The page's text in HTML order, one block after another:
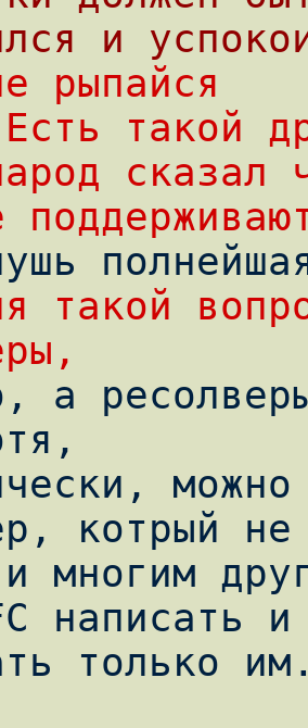
и
рыпайся
Есть такой
сказал
такой
а
котрый не
многим
написать и
только